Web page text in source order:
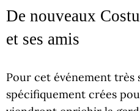
De nouveaux
et ses amis
Pour cet événement très
spécifiquement crées